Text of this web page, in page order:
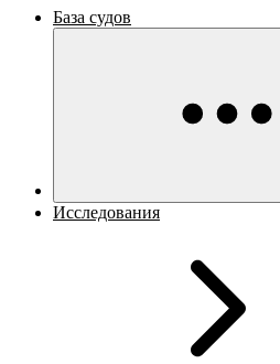
База судов
Исследования